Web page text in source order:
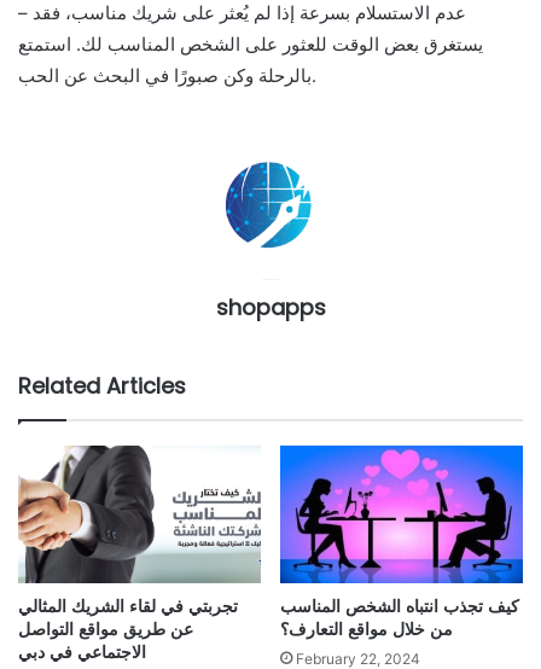
– عدم الاستسلام بسرعة إذا لم يُعثر على شريك مناسب، فقد
يستغرق بعض الوقت للعثور على الشخص المناسب لك. استمتع
بالرحلة وكن صبورًا في البحث عن الحب.
shopapps
Related Articles
تجربتي في لقاء الشريك المثالي
عن طريق مواقع التواصل
الاجتماعي في دبي
كيف تجذب انتباه الشخص المناسب
من خلال مواقع التعارف؟
February 22, 2024